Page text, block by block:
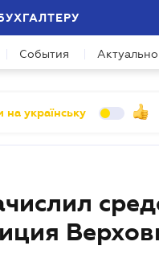
События Актуально
на українську